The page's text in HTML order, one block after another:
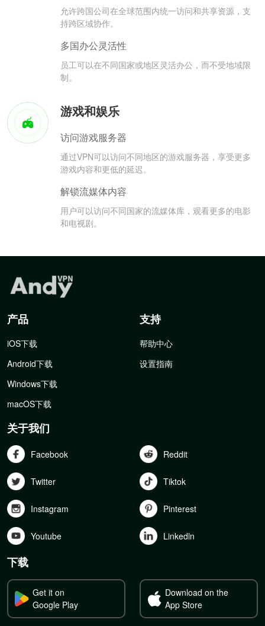
允许跨国公司在全球范围内统一访问和共享资源，支
持跨区域协作。
多国办公灵活性
员工可以在不同国家或地区灵活办公，而不受地域限
制。
游戏和娱乐
访问游戏服务器
通过VPN可以访问不同地区的游戏服务器，享受更多
游戏内容和更低的延迟。
解锁流媒体内容
用户可以访问不同国家的流媒体库，观看更多的电影
和电视剧。
产品
iOS下载
Android下载
Windows下载
macOS下载
支持
帮助中心
设置指南
关于我们
Facebook Reddit
Twitter Tiktok
Instagram Pinterest
Youtube Linkedln
下载
Get it on
Google Play
Download on the
App Store